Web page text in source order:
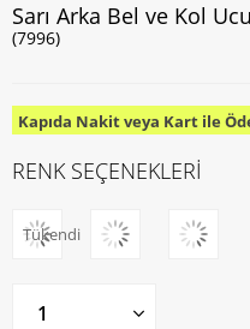
Sarı Arka Bel ve Kol
(7996)
Kapıda Nakit veya Kart ile
RENK SEÇENEKLERİ
Tükendi